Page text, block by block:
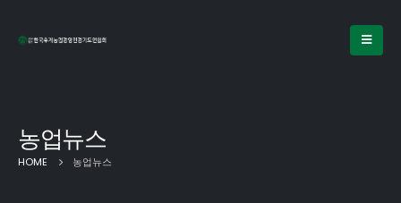
농업뉴스
HOME 농업뉴스